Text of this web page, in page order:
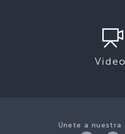
Únete a nuestra